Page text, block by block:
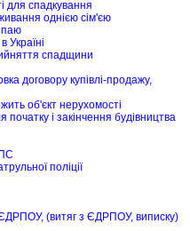
для спадкування
однією сім'єю
паю
Україні
спадщини
договору купівлі-продажу,
об'єкт нерухомості
і закінчення будівництва
поліції
(витяг з ЄДРПОУ, виписку)